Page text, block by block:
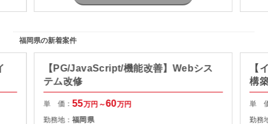
福岡県の新着案件
【PG/JavaScript/機能改善】Webシス
テム改修
単 価：55万円～60万円
勤務地：福岡県
【
構
単
勤務